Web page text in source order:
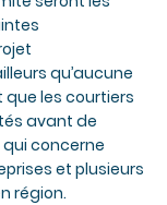
qu’aucune
que les courtiers
avant de
concerne
et plusieurs
région.